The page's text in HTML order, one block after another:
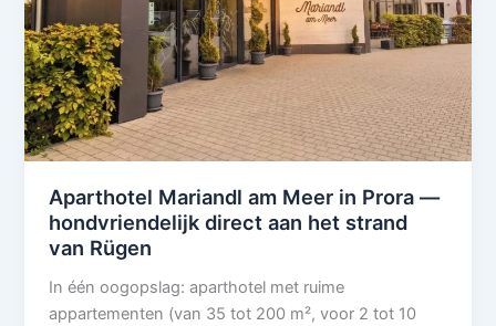
Aparthotel Mariandl am Meer in Prora —
hondvriendelijk direct aan het strand
van Rügen
In één oogopslag: aparthotel met ruime
appartementen (van 35 tot 200 m², voor 2 tot 10